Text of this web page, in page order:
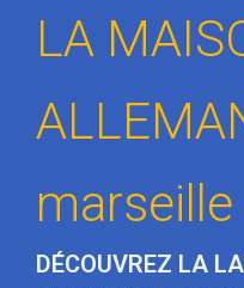
LA
marseille
DÉCOUVREZ LA